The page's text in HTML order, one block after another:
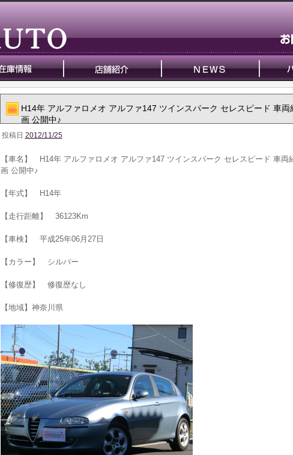
H14年 アルファロメオ アルファ147 ツインスパーク セレスピード 車両
画 公開中♪
投稿日 2012/11/25
【車名】 H14年 アルファロメオ アルファ147 ツインスパーク セレスピード 車両
画 公開中♪
【年式】 H14年
【走行距離】 36123Km
【車検】 平成25年06月27日
【カラー】 シルバー
【修復歴】 修復歴なし
【地域】神奈川県